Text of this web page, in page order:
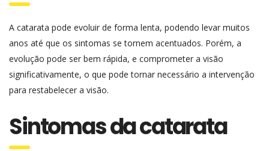
A catarata pode evoluir de forma lenta, podendo levar muitos
anos até que os sintomas se tornem acentuados. Porém, a
evolução pode ser bem rápida, e comprometer a visão
significativamente, o que pode tornar necessário a intervenção
para restabelecer a visão.
Sintomas da catarata